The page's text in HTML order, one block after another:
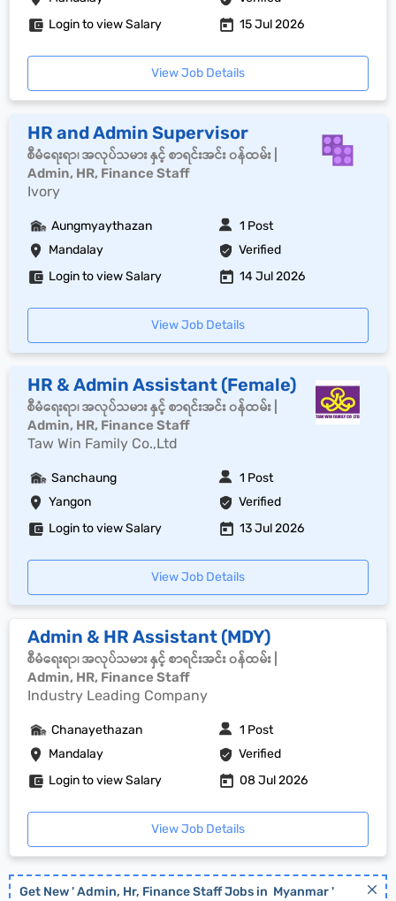
Login to view Salary
15 Jul 2026
View Job Details
HR and Admin Supervisor
စီမံရေးရာ၊ အလုပ်သမား နှင့် စာရင်းအင်း ၀န်ထမ်း |
Admin, HR, Finance Staff
Ivory
Mandalay Verified
Aungmyaythazan 1 Post
Login to view Salary 14 Jul 2026
View Job Details
HR & Admin Assistant (Female)
စီမံရေးရာ၊ အလုပ်သမား နှင့် စာရင်းအင်း ၀န်ထမ်း |
Admin, HR, Finance Staff
Taw Win Family Co.,Ltd
Yangon Verified
Sanchaung 1 Post
Login to view Salary 13 Jul 2026
View Job Details
Admin & HR Assistant (MDY)
စီမံရေးရာ၊ အလုပ်သမား နှင့် စာရင်းအင်း ၀န်ထမ်း |
Admin, HR, Finance Staff
Industry Leading Company
Mandalay Verified
Chanayethazan 1 Post
Login to view Salary 08 Jul 2026
View Job Details
Get New 'Admin, Hr, Finance StaffJobs in Myanmar'